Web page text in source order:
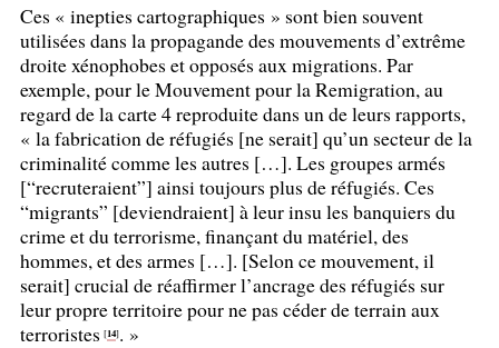
Ces « inepties cartographiques » sont bien souvent
utilisées dans la propagande des mouvements d’extrême
droite xénophobes et opposés aux migrations. Par
exemple, pour le Mouvement pour la Remigration, au
regard de la carte 4 reproduite dans un de leurs rapports,
« la fabrication de réfugiés [ne serait] qu’un secteur de la
criminalité comme les autres […]. Les groupes armés
[“recruteraient”] ainsi toujours plus de réfugiés. Ces
“migrants” [deviendraient] à leur insu les banquiers du
crime et du terrorisme, finançant du matériel, des
hommes, et des armes […]. [Selon ce mouvement, il
serait] crucial de réaffirmer l’ancrage des réfugiés sur
leur propre territoire pour ne pas céder de terrain aux
terroristes [14]. »